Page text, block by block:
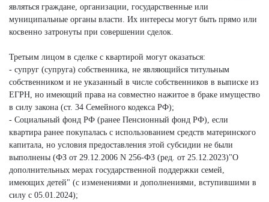
являться граждане, организации, государственные или
муниципальные органы власти. Их интересы могут быть прямо или
косвенно затронуты при совершении сделок.
Третьим лицом в сделке с квартирой могут оказаться:
- супруг (супруга) собственника, не являющийся титульным
собственником и не указанный в числе собственников в выписке из
ЕГРН, но имеющий права на совместно нажитое в браке имущество
в силу закона (ст. 34 Семейного кодекса РФ);
- Социальный фонд РФ (ранее Пенсионный фонд РФ), если
квартира ранее покупалась с использованием средств материнского
капитала, но условия предоставления этой субсидии не были
выполнены (ФЗ от 29.12.2006 N 256-ФЗ (ред. от 25.12.2023)"О
дополнительных мерах государственной поддержки семей,
имеющих детей" (с изменениями и дополнениями, вступившими в
силу с 05.01.2024);